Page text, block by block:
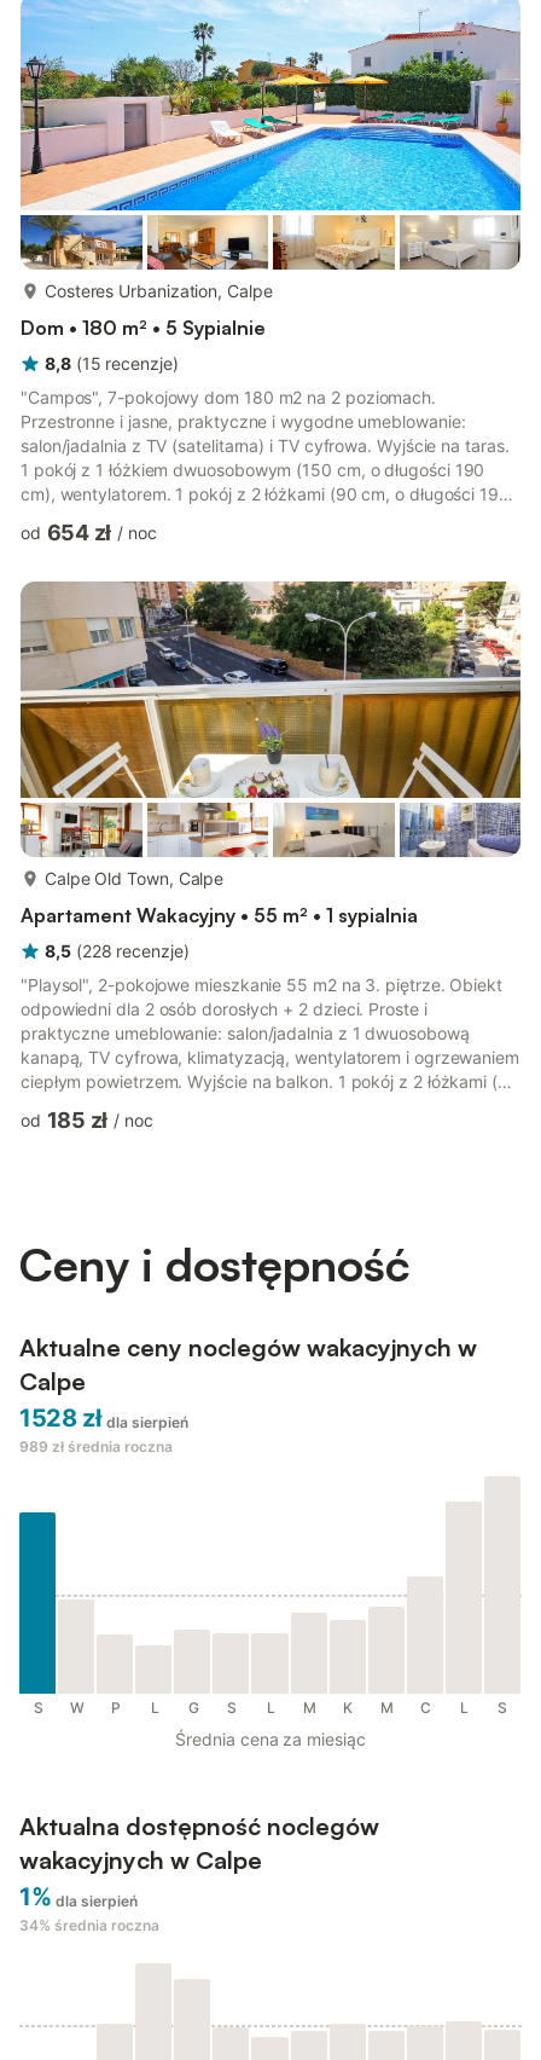
dyspozycji: pralka, żelazko, krzesełko dla dziecka, łóżko dla
dziecka do 2 lat, suszarka...
Costeres Urbanization, Calpe
Dom • 180 m² • 5 Sypialnie
8,8 (15 recenzje)
"Campos", 7-pokojowy dom 180 m2 na 2 poziomach.
Przestronne i jasne, praktyczne i wygodne umeblowanie:
salon/jadalnia z TV (satelitarna) i TV cyfrowa. Wyjście na taras.
1 pokój z 1 łóżkiem dwuosobowym (150 cm, o długości 190
cm), wentylatorem. 1 pokój z 2 łóżkami (90 cm, o długości 190
czajnik elektryczny, kuchenka mikrofalowa, zamrażarka,
schody) salon/jadalnia 40 m2 z kominkiem, TV (satelitarna) i TV
cyfrowa. Wyjście na werandę. 1 pokój z 1 łóżkiem
dwuosobowym (150 cm, ...
od 654 zł / noc
Calpe Old Town, Calpe
Apartament Wakacyjny • 55 m² • 1 sypialnia
8,5 (228 recenzje)
"Playsol", 2-pokojowe mieszkanie 55 m2 na 3. piętrze. Obiekt
odpowiedni dla 2 osób dorosłych + 2 dzieci. Proste i
praktyczne umeblowanie: salon/jadalnia z 1 dwuosobową
kanapą, TV cyfrowa, klimatyzacją, wentylatorem i ogrzewaniem
ciepłym powietrzem. Wyjście na balkon. 1 pokój z 2 łóżkami (90
kuchenka z płytą ceramiczną, toster, czajnik elektryczny,
od 185 zł / noc
Ceny i dostępność
Aktualne ceny noclegów wakacyjnych w
Calpe
1528 zł dla sierpień
989 zł średnia roczna
S W P L G S L M K M C L S
Średnia cena za miesiąc
Aktualna dostępność noclegów
wakacyjnych w Calpe
1% dla sierpień
34% średnia roczna